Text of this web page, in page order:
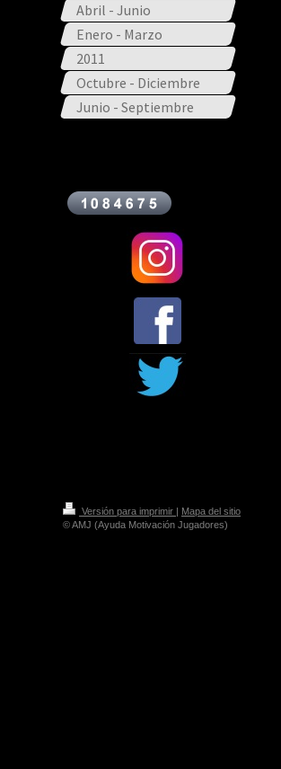
Abril - Junio
Enero - Marzo
2011
Octubre - Diciembre
Junio - Septiembre
Versión para imprimir | Mapa del sitio
© AMJ (Ayuda Motivación Jugadores)